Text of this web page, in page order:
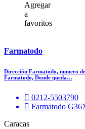
Agregar
a
favoritos
Farmatodo
Dirección Farmatodo, numero
Farmatodo, Donde queda…
0212-5503790
Farmatodo
Caracas